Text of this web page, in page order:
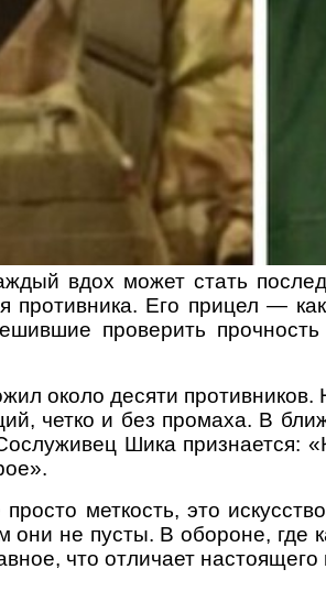
вдох может стать
противника. Его прицел —
проверить
около десяти
четко и без промаха. В
Шика признается:
меткость, это
не пусты. В обороне, где
что отличает